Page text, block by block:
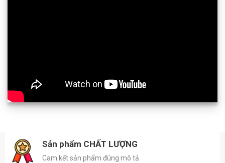
Sản phẩm CHẤT LƯỢNG
Cam kết sản phẩm đúng mô tả